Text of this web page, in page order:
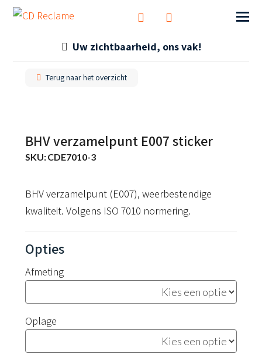
Uw zichtbaarheid, ons vak!
Terug naar het overzicht
BHV verzamelpunt E007 sticker
SKU:CDE7010-3
BHV verzamelpunt (E007), weerbestendige
kwaliteit. Volgens ISO 7010 normering.
Afmeting
Oplage